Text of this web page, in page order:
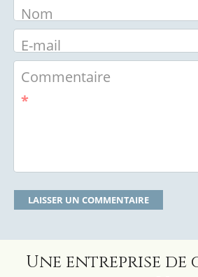
Nom
E-mail
Commentaire
*
Une entreprise de